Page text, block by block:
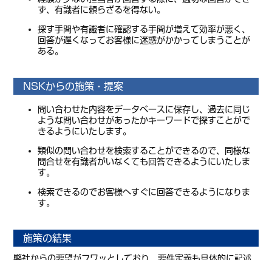
ず、有識者に頼らざるを得ない。
探す手間や有識者に確認する手間が増えて効率が悪く、
回答が遅くなってお客様に迷惑がかかってしまうことが
ある。
NSKからの施策・提案
問い合わせた内容をデータベースに保存し、過去に同じ
ような問い合わせがあったかキーワードで探すことがで
きるようにいたします。
類似の問い合わせを検索することができるので、同様な
問合せを有識者がいなくても回答できるようにいたしま
す。
検索できるのでお客様へすぐに回答できるようになりま
す。
施策の結果